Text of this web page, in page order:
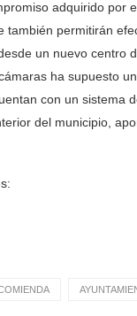
adquirido por
también permitirán
un nuevo centro
ha supuesto
con un sistema
del municipio,